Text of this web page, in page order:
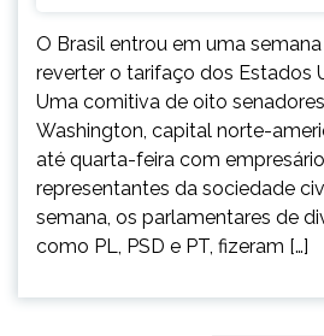
O Brasil entrou em uma
reverter o tarifaço dos Estados
Uma comitiva de oito
Washington, capital norte-
até quarta-feira com
representantes da sociedade
semana, os parlamentares de
como PL, PSD e PT, fizeram […]